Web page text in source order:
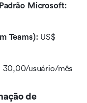
Microsoft:
Teams): US$
30,00/usuário/mês
de